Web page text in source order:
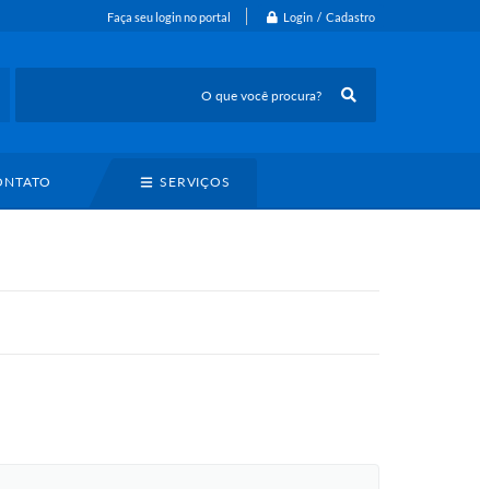
Faça seu login no portal Login / Cadastro
SERVIÇOS